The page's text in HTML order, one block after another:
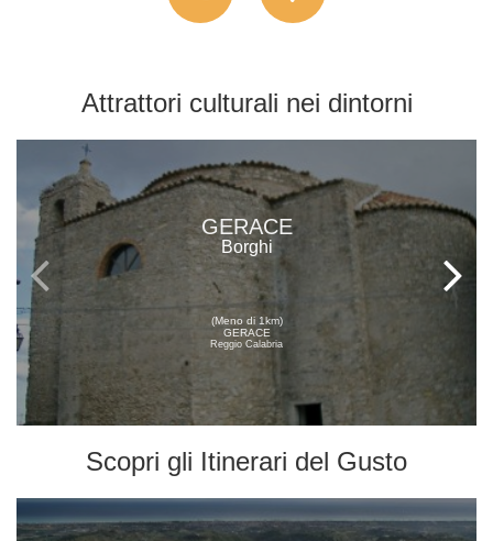
Attrattori culturali nei dintorni
GERACE
Borghi
(Meno di 1km)
GERACE
Reggio Calabria
Scopri gli Itinerari del Gusto